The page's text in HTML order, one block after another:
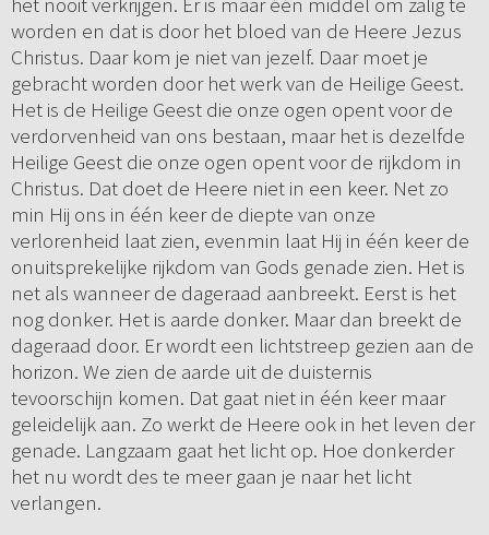
worden en dat is door het bloed van de Heere Jezus
Christus. Daar kom je niet van jezelf. Daar moet je
gebracht worden door het werk van de Heilige Geest.
Het is de Heilige Geest die onze ogen opent voor de
verdorvenheid van ons bestaan, maar het is dezelfde
Heilige Geest die onze ogen opent voor de rijkdom in
Christus. Dat doet de Heere niet in een keer. Net zo
min Hij ons in één keer de diepte van onze
verlorenheid laat zien, evenmin laat Hij in één keer de
onuitsprekelijke rijkdom van Gods genade zien. Het is
net als wanneer de dageraad aanbreekt. Eerst is het
nog donker. Het is aarde donker. Maar dan breekt de
dageraad door. Er wordt een lichtstreep gezien aan de
horizon. We zien de aarde uit de duisternis
tevoorschijn komen. Dat gaat niet in één keer maar
geleidelijk aan. Zo werkt de Heere ook in het leven der
genade. Langzaam gaat het licht op. Hoe donkerder
het nu wordt des te meer gaan je naar het licht
verlangen.